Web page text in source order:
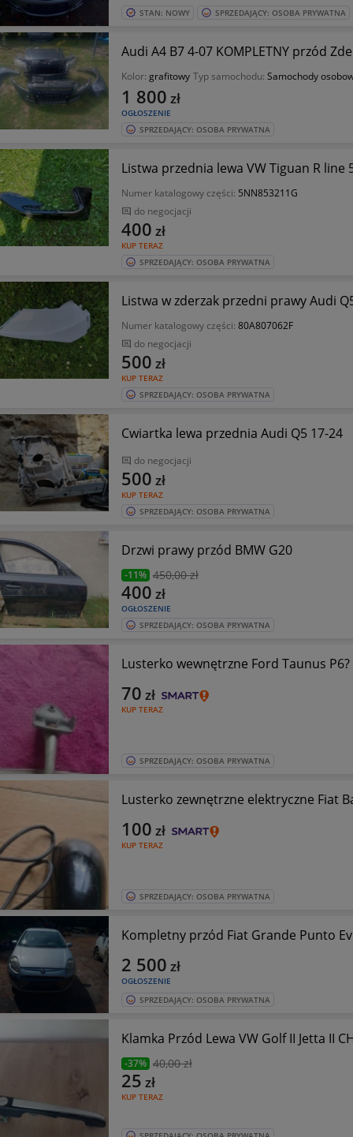
STAN: NOWY SPRZEDAJĄCY: OSOBA PRYWATNA
Audi A4 B7 4-07 KOMPLETNY przód
Kolor: grafitowy Typ samochodu: Samochody
OGŁOSZENIE
1 800 zł
SPRZEDAJĄCY: OSOBA PRYWATNA
Listwa przednia lewa VW Tiguan R line
Numer katalogowy części: 5NN853211G
do negocjacji
KUP TERAZ
400 zł
SPRZEDAJĄCY: OSOBA PRYWATNA
Listwa w zderzak przedni prawy Audi
Numer katalogowy części: 80A807062F
do negocjacji
KUP TERAZ
500 zł
SPRZEDAJĄCY: OSOBA PRYWATNA
Cwiartka lewa przednia Audi Q5 17-24
do negocjacji
KUP TERAZ
500 zł
SPRZEDAJĄCY: OSOBA PRYWATNA
Drzwi prawy przód BMW G20
-11% 450,00 zł
OGŁOSZENIE
400 zł
SPRZEDAJĄCY: OSOBA PRYWATNA
Lusterko wewnętrzne Ford Taunus P6?
KUP TERAZ
70 zł
SPRZEDAJĄCY: OSOBA PRYWATNA
Lusterko zewnętrzne elektryczne Fiat
KUP TERAZ
100 zł
SPRZEDAJĄCY: OSOBA PRYWATNA
Kompletny przód Fiat Grande Punto
OGŁOSZENIE
2 500 zł
SPRZEDAJĄCY: OSOBA PRYWATNA
Klamka Przód Lewa VW Golf II Jetta II
-37% 40,00 zł
KUP TERAZ
25 zł